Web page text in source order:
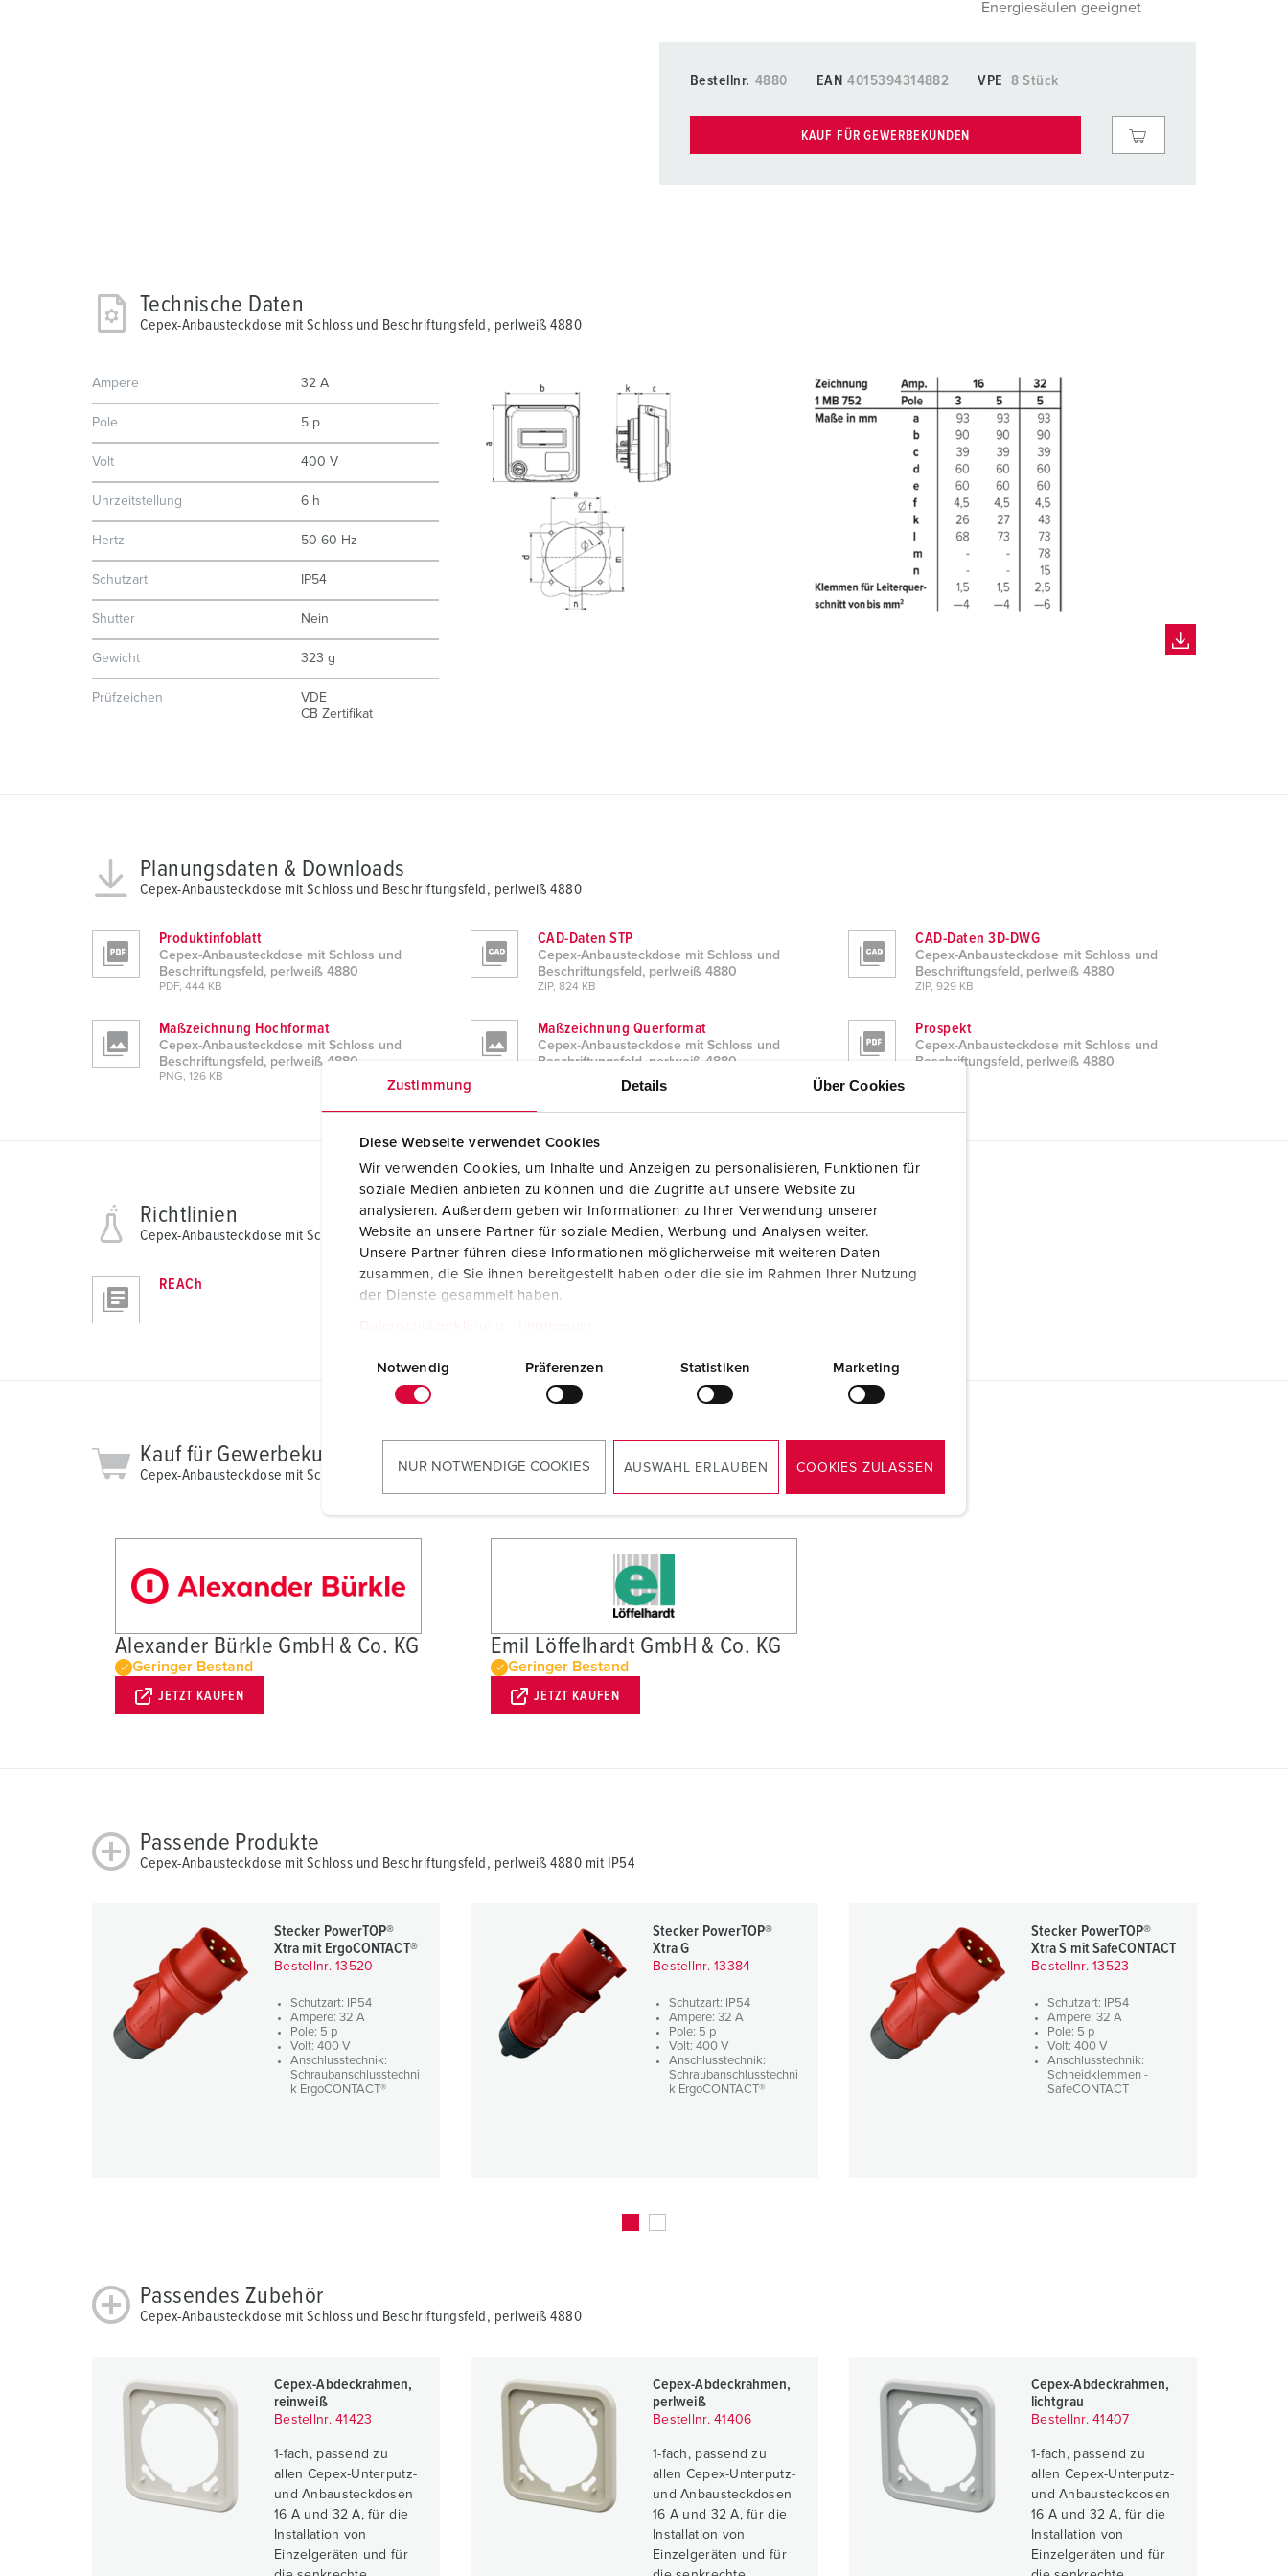
Zustimmung Details Über Cookies
Diese Webseite verwendet Cookies
Wir verwenden Cookies, um Inhalte und Anzeigen zu personalisieren, Funktionen für
soziale Medien anbieten zu können und die Zugriffe auf unsere Website zu
analysieren. Außerdem geben wir Informationen zu Ihrer Verwendung unserer
Website an unsere Partner für soziale Medien, Werbung und Analysen weiter.
Unsere Partner führen diese Informationen möglicherweise mit weiteren Daten
zusammen, die Sie ihnen bereitgestellt haben oder die sie im Rahmen Ihrer Nutzung
der Dienste gesammelt haben.
n
g
a
Notwendig Präferenzen Statistiken Marketing
NUR NOTWENDIGE COOKIES AUSWAHL ERLAUBEN COOKIES ZULASSEN
Energiesäulen geeignet
Bestellnr. 4880 EAN 4015394314882 VPE 8 Stück
KAUF FÜR GEWERBEKUNDEN
Technische Daten
Cepex-Anbausteckdose mit Schloss und Beschriftungsfeld, perlweiß 4880
Ampere 32 A
Pole 5 p
Volt 400 V
Uhrzeitstellung 6 h
Hertz 50-60 Hz
Schutzart IP54
Shutter Nein
Gewicht 323 g
Prüfzeichen
VDE
CB Zertifikat
Planungsdaten & Downloads
Cepex-Anbausteckdose mit Schloss und Beschriftungsfeld, perlweiß 4880
Produktinfoblatt
Cepex-Anbausteckdose mit Schloss und
Beschriftungsfeld, perlweiß 4880
PDF, 444 KB
CAD-Daten STP
Cepex-Anbausteckdose mit Schloss und
Beschriftungsfeld, perlweiß 4880
ZIP, 824 KB
CAD-Daten 3D-DWG
Cepex-Anbausteckdose mit Schloss und
Beschriftungsfeld, perlweiß 4880
ZIP, 929 KB
Maßzeichnung Hochformat
Cepex-Anbausteckdose mit Schloss und
Beschriftungsfeld, perlweiß 4880
PNG, 126 KB
Maßzeichnung Querformat
Cepex-Anbausteckdose mit Schloss und
Beschriftungsfeld, perlweiß 4880
Prospekt
Cepex-Anbausteckdose mit Schloss und
Beschriftungsfeld, perlweiß 4880
Richtlinien
Cepex-Anbausteckdose mit Schloss und Beschriftungsfeld, perlweiß 4880
REACh RoHS
Kauf für Gewerbekunden
Cepex-Anbausteckdose mit Schloss und Beschriftungsfeld, perlweiß 4880
Alexander Bürkle GmbH & Co. KG
Geringer Bestand
JETZT KAUFEN
Emil Löffelhardt GmbH & Co. KG
Geringer Bestand
JETZT KAUFEN
Passende Produkte
Cepex-Anbausteckdose mit Schloss und Beschriftungsfeld, perlweiß 4880 mit IP54
Stecker PowerTOP®
Xtra mit ErgoCONTACT®
Bestellnr. 13520
Schutzart: IP54
Ampere: 32 A
Pole: 5 p
Volt: 400 V
Anschlusstechnik:
Schraubanschlusstechni
k ErgoCONTACT®
Stecker PowerTOP®
Xtra G
Bestellnr. 13384
Schutzart: IP54
Ampere: 32 A
Pole: 5 p
Volt: 400 V
Anschlusstechnik:
Schraubanschlusstechni
k ErgoCONTACT®
Stecker PowerTOP®
Xtra S mit SafeCONTACT
Bestellnr. 13523
Schutzart: IP54
Ampere: 32 A
Pole: 5 p
Volt: 400 V
Anschlusstechnik:
Schneidklemmen -
SafeCONTACT
Passendes Zubehör
Cepex-Anbausteckdose mit Schloss und Beschriftungsfeld, perlweiß 4880
Cepex-Abdeckrahmen,
reinweiß
Bestellnr. 41423
1-fach, passend zu
allen Cepex-Unterputz-
und Anbausteckdosen
16 A und 32 A, für die
Installation von
Einzelgeräten und für
Cepex-Abdeckrahmen,
perlweiß
Bestellnr. 41406
1-fach, passend zu
allen Cepex-Unterputz-
und Anbausteckdosen
16 A und 32 A, für die
Installation von
Einzelgeräten und für
Cepex-Abdeckrahmen,
lichtgrau
Bestellnr. 41407
1-fach, passend zu
allen Cepex-Unterputz-
und Anbausteckdosen
16 A und 32 A, für die
Installation von
Einzelgeräten und für